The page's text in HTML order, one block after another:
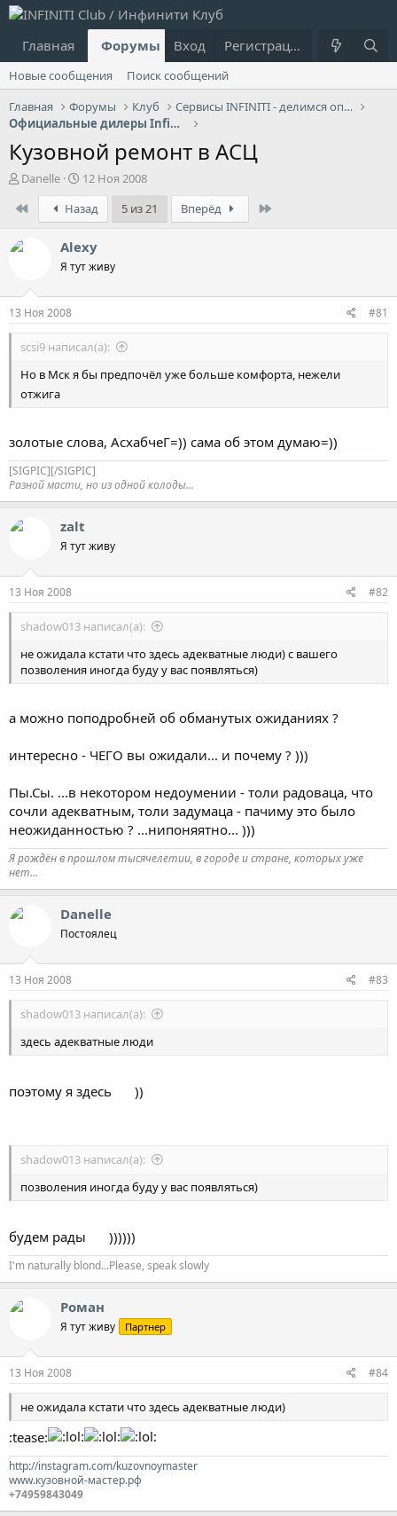
Главная Форумы Что нового?
Вход Регистрация
Новые сообщения
Поиск сообщений
Главная
Форумы Клуб
Сервисы INFINITI - делимся опытом
Официальные дилеры Infiniti
Кузовной ремонт в АСЦ
А
т
р
т
ы
Danelle
Д
а
т
а
н
а
ч
12 Ноя 2008
Назад 5 из 21 Вперёд
Alexy
Я тут живу
13 Ноя 2008 #81
scsi9 написал(а):
Но в Мск я бы предпочёл уже больше комфорта, нежели
отжига
золотые слова, АсхабчеГ=)) сама об этом думаю=))
[SIGPIC][/SIGPIC]
Разной масти, но из одной колоды...
zalt
Я тут живу
13 Ноя 2008 #82
shadow013 написал(а):
не ожидала кстати что здесь адекватные люди) с вашего
позволения иногда буду у вас появляться)
а можно поподробней об обманутых ожиданиях ?
интересно - ЧЕГО вы ожидали... и почему ? )))
Пы.Сы. ...в некотором недоумении - толи радоваца, что
сочли адекватным, толи задумаца - пачиму это было
неожиданностью ? ...нипоняятно... )))
Я рождён в прошлом тысячелетии, в городе и стране, которых уже
нет...
Danelle
Постоялец
13 Ноя 2008 #83
shadow013 написал(а):
здесь адекватные люди
поэтому я здесь ))
shadow013 написал(а):
позволения иногда буду у вас появляться)
будем рады ))))))
I'm naturally blond...Please, speak slowly
Роман
Я тут живу Партнер
13 Ноя 2008 #84
не ожидала кстати что здесь адекватные люди)
:tease:
http://instagram.com/kuzovnoymaster
www.кузовной-мастер.рф
+74959843049